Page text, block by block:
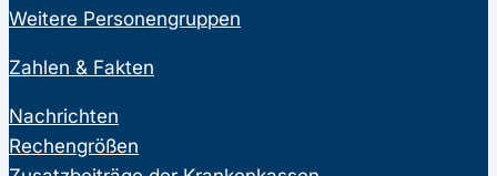
Weitere Personengruppen
Zahlen & Fakten
Nachrichten
Rechengrößen